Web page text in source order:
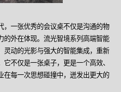
，一张优秀的会议桌不仅是沟通的物
的外在体现。流光智境系列高端智能
灵动的光影与强大的智能集成，重新
不仅是一张桌子，更是一个高效、
在每一次思想碰撞中，迸发出更大的